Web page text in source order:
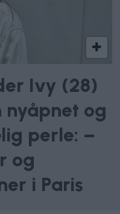
Ivy (28)
og
perle: –
og
i Paris